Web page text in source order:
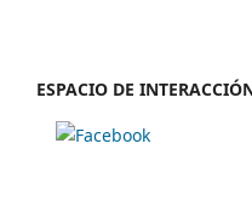
ESPACIO DE